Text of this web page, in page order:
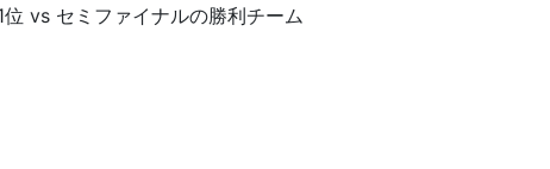
vs セミファイナルの勝利チーム